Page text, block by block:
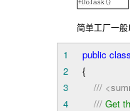
简单工厂一
1 public class
2
{
3
///
4
/// Get